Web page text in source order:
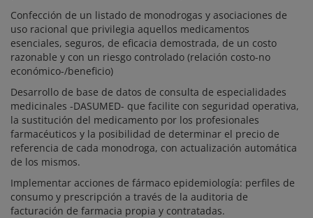
Confección de un listado de monodrogas y asociaciones de
uso racional que privilegia aquellos medicamentos
esenciales, seguros, de eficacia demostrada, de un costo
razonable y con un riesgo controlado (relación costo-no
económico-/beneficio)
Desarrollo de base de datos de consulta de especialidades
medicinales -DASUMED- que facilite con seguridad operativa,
la sustitución del medicamento por los profesionales
farmacéuticos y la posibilidad de determinar el precio de
referencia de cada monodroga, con actualización automática
de los mismos.
Implementar acciones de fármaco epidemiología: perfiles de
consumo y prescripción a través de la auditoria de
facturación de farmacia propia y contratadas.